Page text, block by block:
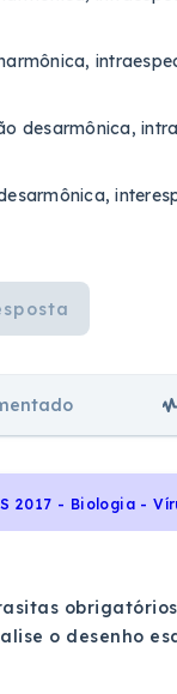
desarmônica,
2017 - Biologia -
o desenho